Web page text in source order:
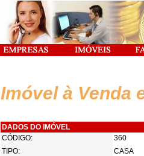
Imóvel à Venda
DADOS DO IMÓVEL
CÓDIGO:
360
TIPO:
CASA